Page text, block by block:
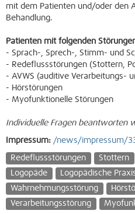
mit dem Patienten und/oder den
Behandlung.
Patienten mit folgenden
- Sprach-, Sprech-, Stimm- und
- Redeflussstörungen (Stottern,
- AVWS (auditive Verarbeitungs-
- Hörstörungen
- Myofunktionelle Störungen
Individuelle Fragen beantworten
Impressum: /news/impressum/
Redeflussstörungen Stottern
Logopäde
Logopädische
Wahrnehmungsstörung
Verarbeitungsstörung